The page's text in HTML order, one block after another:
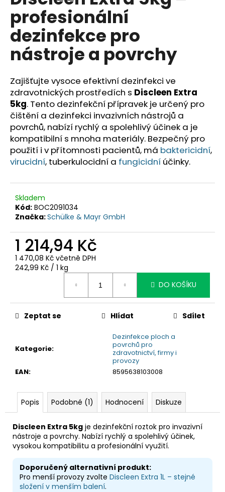
5
hvězdiček.
profesionální
dezinfekce pro
nástroje a povrchy
Zajišťujte vysoce efektivní dezinfekci ve
zdravotnických prostředích s Discleen Extra
5kg. Tento dezinfekční přípravek je určený pro
čištění a dezinfekci invazivních nástrojů a
povrchů, nabízí rychlý a spolehlivý účinek a je
kompatibilní s mnoha materiály. Bezpečný pro
použití i v přítomnosti pacientů, má baktericidní,
virucidní, tuberkulocidní a fungicidní účinky.
Skladem
Kód: BOC2091034
Značka:Schülke & Mayr GmbH
1 214,94 Kč
1 470,08 Kč včetně DPH
Měrná
242,99 Kč / 1 kg
DO KOŠÍKU
Kategorie:
Dezinfekce ploch a
povrchů pro
zdravotnictví, firmy i
provozy
EAN: 8595638103008
Zeptat se Hlídat Sdílet
Popis Podobné (1) Hodnocení Diskuze
Discleen Extra 5kg je dezinfekční roztok pro invazivní
nástroje a povrchy. Nabízí rychlý a spolehlivý účinek,
vysokou kompatibilitu a profesionální využití.
Doporučený alternativní produkt:
Pro menší provozy zvolte Discleen Extra 1L – stejné
složení v menším balení.
a
j
í
t
?
HLEDAT
D
p
o
u
u
e
m